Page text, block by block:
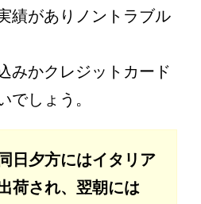
績がありノントラブル
みかクレジットカード
でしょう。
日夕方にはイタリア
荷され、翌朝には